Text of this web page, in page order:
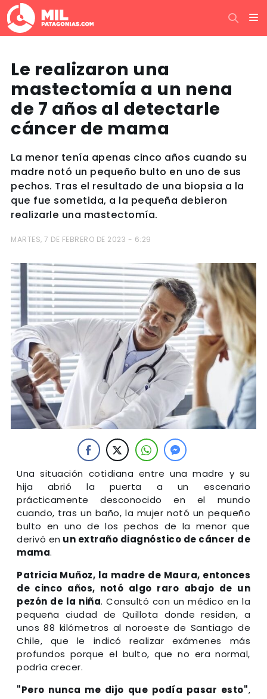
Le realizaron una
mastectomía a un nena
de 7 años al detectarle
cáncer de mama
La menor tenía apenas cinco años cuando su
madre notó un pequeño bulto en uno de sus
pechos. Tras el resultado de una biopsia a la
que fue sometida, a la pequeña debieron
realizarle una mastectomía.
MARTES, 7 DE FEBRERO DE 2023 - 6:29
Una situación cotidiana entre una madre y su
hija abrió la puerta a un escenario
prácticamente desconocido en el mundo
cuando, tras un baño, la mujer notó un pequeño
bulto en uno de los pechos de la menor que
derivó en un extraño diagnóstico de cáncer de
mama.
Patricia Muñoz, la madre de Maura, entonces
de cinco años, notó algo raro abajo de un
pezón de la niña. Consultó con un médico en la
pequeña ciudad de Quillota donde residen, a
unos 88 kilómetros al noroeste de Santiago de
Chile, que le indicó realizar exámenes más
profundos porque el bulto, que no era normal,
podría crecer.
"Pero nunca me dijo que podía pasar esto",